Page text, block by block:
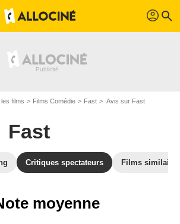
profil search
films Films Comédie Fast Avis sur Fast
Fast
Critiques spectateurs Films similaires
moyenne